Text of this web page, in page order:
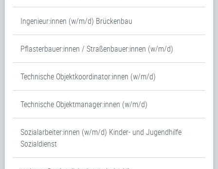
Ingenieur:innen (w/m/d) Brückenbau
Pflasterbauer:innen / Straßenbauer:innen (w/m/d)
Technische Objektkoordinator:innen (w/m/d)
Technische Objektmanager:innen (w/m/d)
Sozialarbeiter:innen (w/m/d) Kinder- und Jugendhilfe
Sozialdienst